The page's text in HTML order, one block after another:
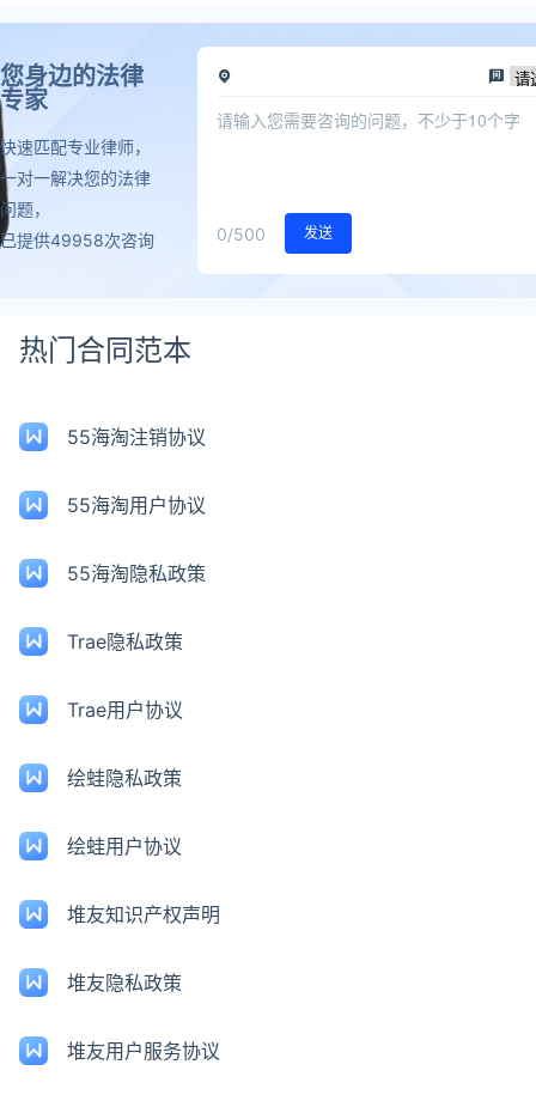
您身边的法律
专家
快速匹配专业律师，
一对一解决您的法律
问题，
已提供49958次咨询
0/500 发送
热门合同范本
55海淘注销协议
55海淘用户协议
55海淘隐私政策
Trae隐私政策
Trae用户协议
绘蛙隐私政策
绘蛙用户协议
堆友知识产权声明
堆友隐私政策
堆友用户服务协议